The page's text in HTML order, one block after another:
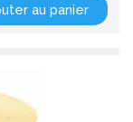
au panier